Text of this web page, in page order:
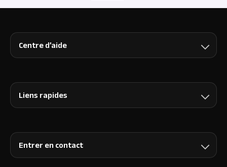
Centre d’aide
Liens rapides
Entrer en contact